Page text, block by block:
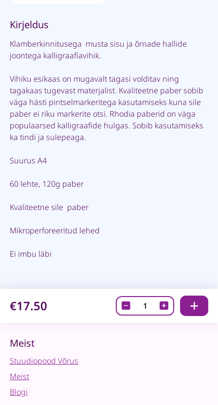
Kirjeldus
Klamberkinnitusega musta sisu ja õrnade hallide
joontega kalligraafiavihik.
Vihiku esikaas on mugavalt tagasi volditav ning
tagakaas tugevast materjalist. Kvaliteetne paber sobib
väga hästi pintselmarkeritega kasutamiseks kuna sile
paber ei riku markerite otsi. Rhodia paberid on väga
populaarsed kalligraafide hulgas. Sobib kasutamiseks
ka tindi ja sulepeaga.
Suurus A4
60 lehte, 120g paber
Kvaliteetne sile paber
Mikroperforeeritud lehed
Ei imbu läbi
€17.50
Pascribe
Rhodia
Meist
Stuudiopood Võrus
Meist
Blogi